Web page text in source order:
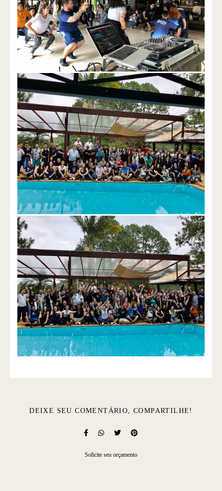
DEIXE SEU COMENTÁRIO, COMPARTILHE!
Solicite seu orçamento